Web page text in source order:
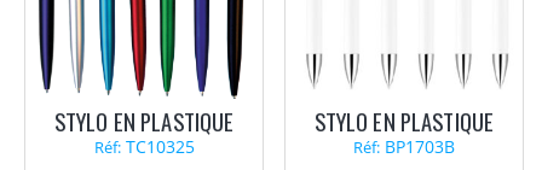
STYLO EN PLASTIQUE
Réf:TC10325
STYLO EN PLASTIQUE
Réf:BP1703B